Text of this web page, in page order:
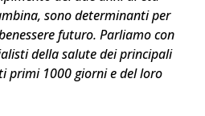
sono determinanti per
futuro. Parliamo con
della salute dei principali
primi 1000 giorni e del loro